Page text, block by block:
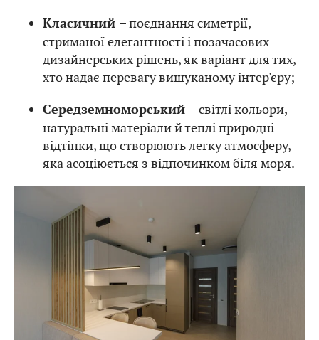
Класичний – поєднання симетрії,
стриманої елегантності і позачасових
дизайнерських рішень, як варіант для тих,
хто надає перевагу вишуканому інтер'єру;
Середземноморський – світлі кольори,
натуральні матеріали й теплі природні
відтінки, що створюють легку атмосферу,
яка асоціюється з відпочинком біля моря.